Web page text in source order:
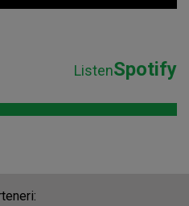
ListenSpotify